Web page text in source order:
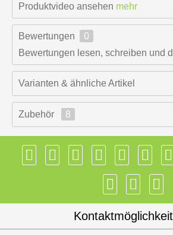
Produktvideo ansehen mehr
Bewertungen
0
Bewertungen lesen, schreiben und
Varianten & ähnliche Artikel
Zubehör 8